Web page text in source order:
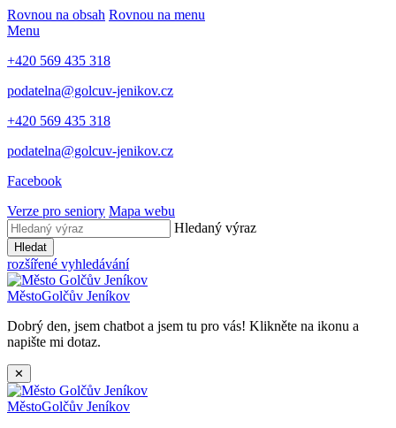
Rovnou na obsah Rovnou na menu
Menu
+420 569 435 318
podatelna@golcuv-jenikov.cz
+420 569 435 318
podatelna@golcuv-jenikov.cz
Facebook
Verze pro seniory Mapa webu
Hledaný výraz
Hledat
rozšířené vyhledávání
MěstoGolčův Jeníkov
Dobrý den, jsem chatbot a jsem tu pro vás! Klikněte na ikonu a
napište mi dotaz.
✕
MěstoGolčův Jeníkov